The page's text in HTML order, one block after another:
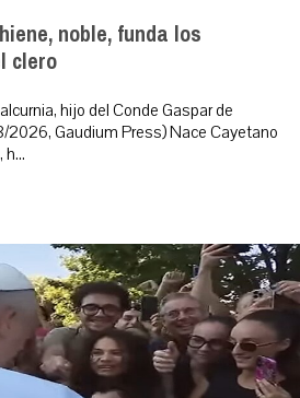
noble, funda los
clero
hijo del Conde Gaspar de
2026, Gaudium Press) Nace Cayetano